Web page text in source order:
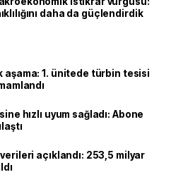
daha da güçlendirdik
aşama: 1. ünitede türbin tesisi
hızlı uyum sağladı: Abone
verileri açıklandı: 253,5 milyar